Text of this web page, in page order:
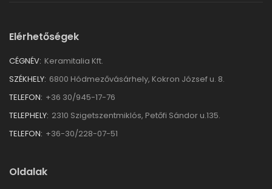
Elérhetőségek
CÉGNÉV: Keramitalia Kft.
SZÉKHELY: 6800 Hódmezővásárhely, Kokron József u. 8.
TELEFON: +36 30/945-17-76
TELEPHELY: 2310 Szigetszentmiklós, Petőfi Sándor u.135.
TELEFON: +36-30/228-07-51
Oldalak